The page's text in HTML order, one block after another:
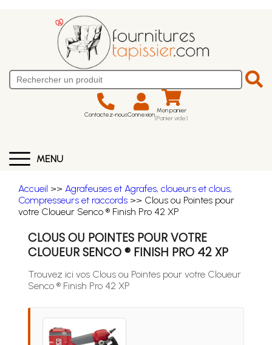
Contactez-nousConnexion Mon panier
(Panier vide)
MENU
Accueil >> Agrafeuses et Agrafes, cloueurs et clous,
Compresseurs et raccords >> Clous ou Pointes pour
votre Cloueur Senco ® Finish Pro 42 XP
CLOUS OU POINTES POUR VOTRE
CLOUEUR SENCO ® FINISH PRO 42 XP
Trouvez ici vos Clous ou Pointes pour votre Cloueur
Senco ® Finish Pro 42 XP